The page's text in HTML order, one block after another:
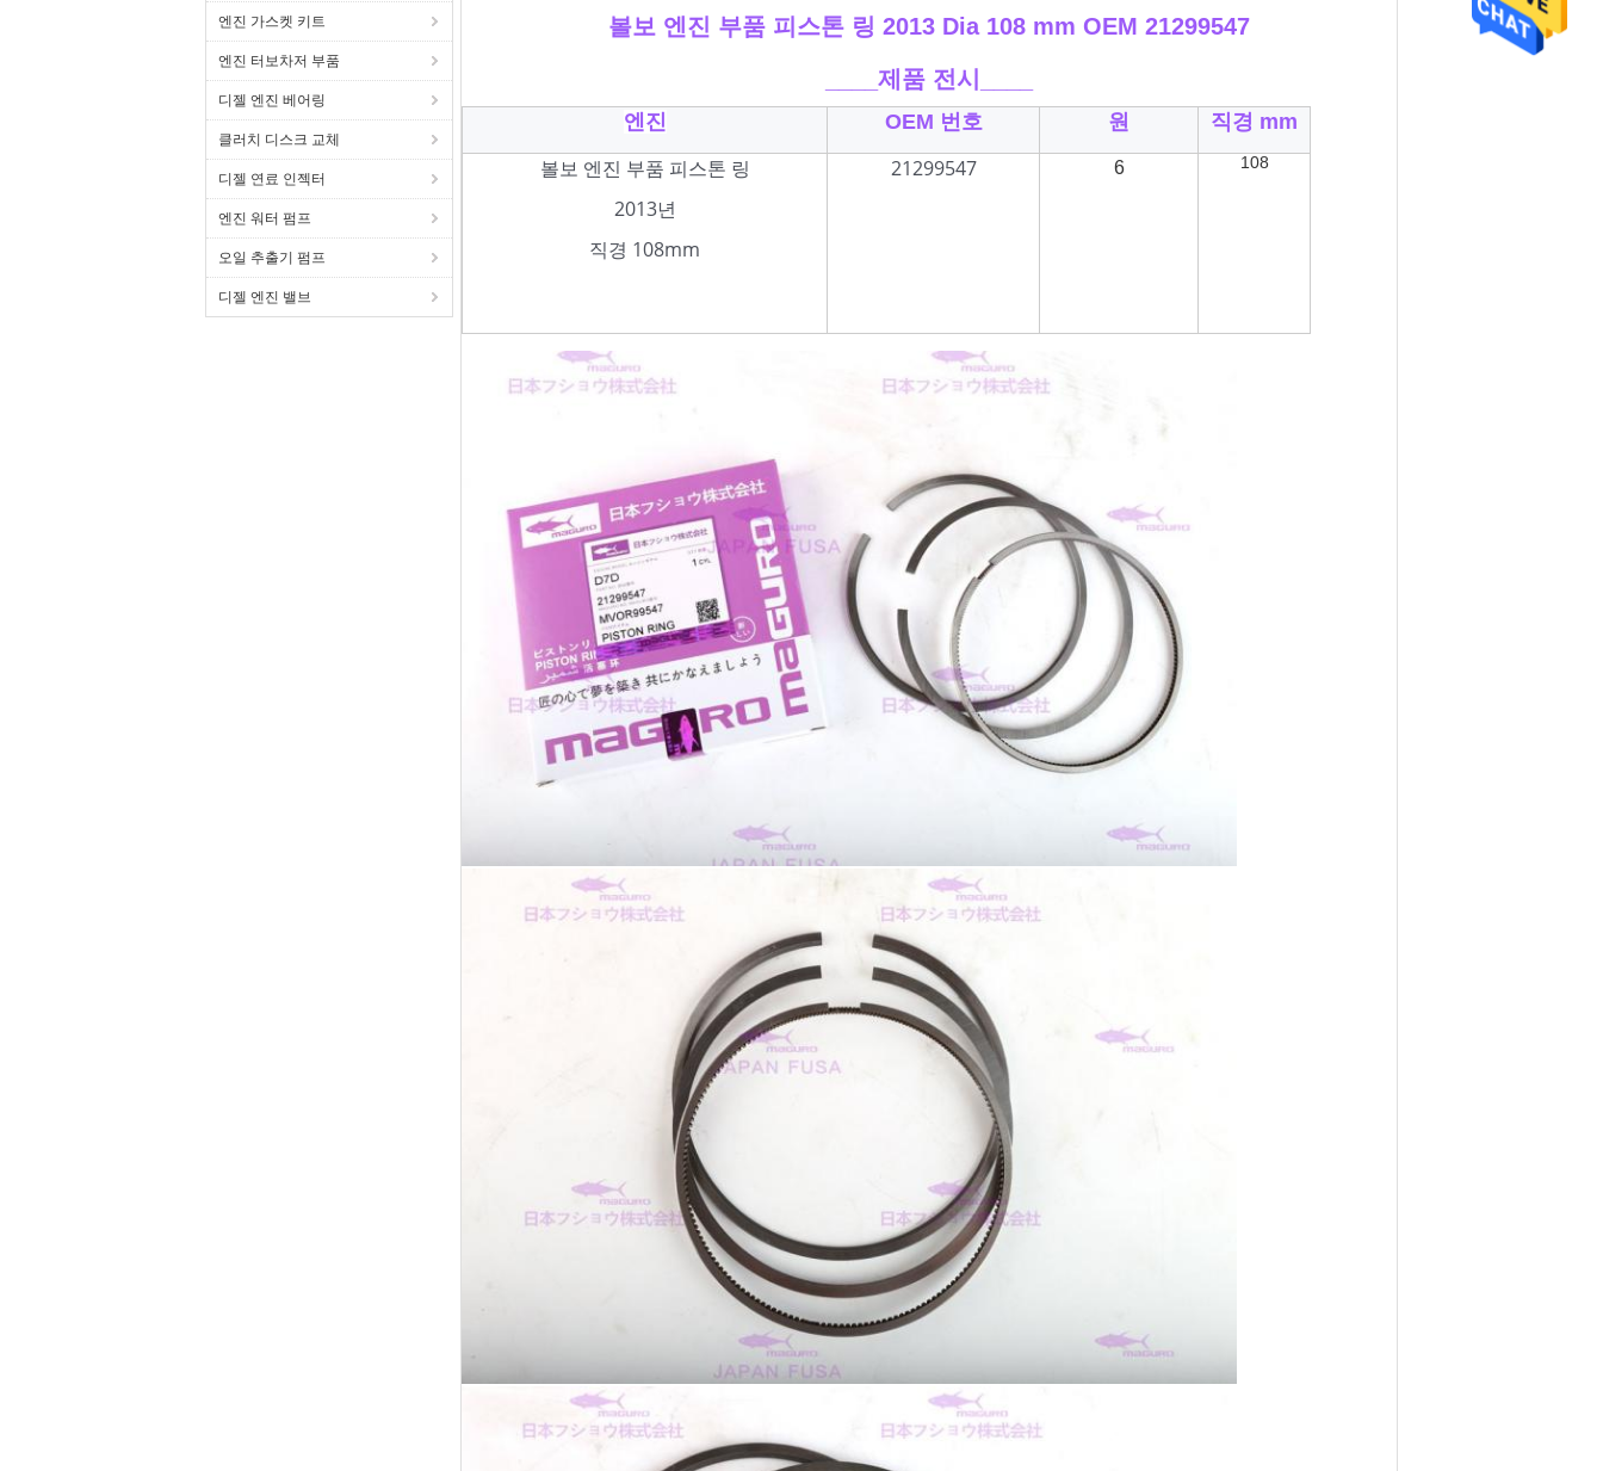
엔진 가스켓 키트
엔진 터보차저 부품
디젤 엔진 베어링
클러치 디스크 교체
디젤 연료 인젝터
엔진 워터 펌프
오일 추출기 펌프
디젤 엔진 밸브
볼보 엔진 부품 피스톤 링 2013 Dia 108 mm OEM 21299547
제품 전시____
엔진 OEM 번호 원 직경 mm
볼보 엔진 부품 피스톤 링
2013년
직경 108mm
21299547 6 108